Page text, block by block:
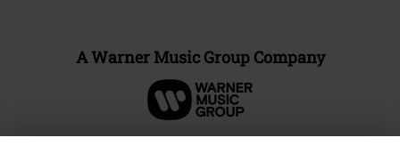
A Warner Music Group Company